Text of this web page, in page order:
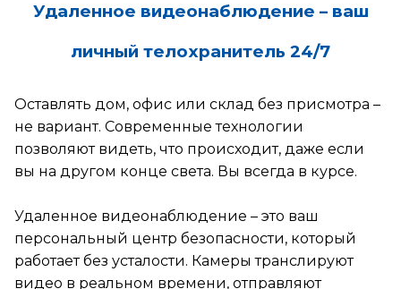
Удаленное видеонаблюдение – ваш
личный телохранитель 24/7
Оставлять дом, офис или склад без присмотра –
не вариант. Современные технологии
позволяют видеть, что происходит, даже если
вы на другом конце света. Вы всегда в курсе.
Удаленное видеонаблюдение – это ваш
персональный центр безопасности, который
работает без усталости. Камеры транслируют
видео в реальном времени, отправляют